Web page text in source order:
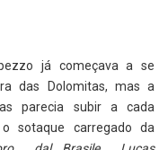
já começava a se
das Dolomitas, mas a
parecia subir a cada
sotaque carregado da